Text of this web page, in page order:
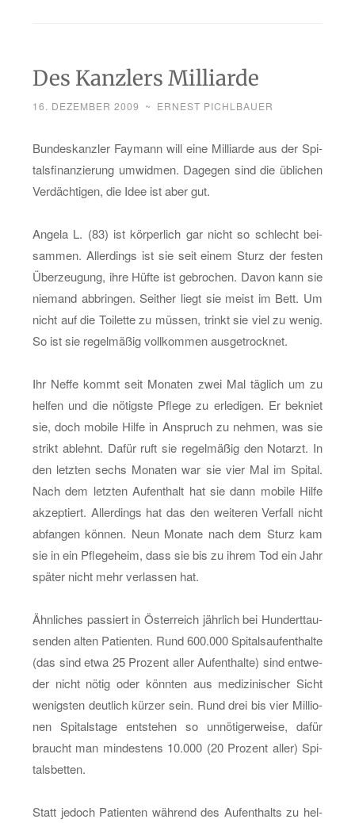
Des Kanzlers Milliarde
16. DEZEMBER 2009 ~ ERNEST PICHLBAUER
Bun­des­kanz­ler Fay­mann will eine Mil­li­ar­de aus der Spi­
tals­fi­nan­zie­rung um­wid­men. Da­ge­gen sind die üb­li­chen
Ver­däch­ti­gen, die Idee ist aber gut.
An­ge­la L. (83) ist kör­per­lich gar nicht so schlecht bei­
sam­men. Al­ler­dings ist sie seit einem Sturz der fes­ten
Über­zeu­gung, ihre Hüfte ist ge­bro­chen. Davon kann sie
nie­mand ab­brin­gen. Seit­her liegt sie meist im Bett. Um
nicht auf die Toi­let­te zu müs­sen, trinkt sie viel zu wenig.
So ist sie re­gel­mä­ßig voll­kom­men aus­ge­trock­net.
Ihr Neffe kommt seit Mo­na­ten zwei Mal täg­lich um zu
hel­fen und die nö­tigs­te Pfle­ge zu er­le­di­gen. Er be­kniet
sie, doch mo­bi­le Hilfe in An­spruch zu neh­men, was sie
strikt ab­lehnt. Dafür ruft sie re­gel­mä­ßig den Not­arzt. In
den letz­ten sechs Mo­na­ten war sie vier Mal im Spi­tal.
Nach dem letz­ten Auf­ent­halt hat sie dann mo­bi­le Hilfe
ak­zep­tiert. Al­ler­dings hat das den wei­te­ren Ver­fall nicht
ab­fan­gen kön­nen. Neun Mo­na­te nach dem Sturz kam
sie in ein Pfle­ge­heim, dass sie bis zu ihrem Tod ein Jahr
spä­ter nicht mehr ver­las­sen hat.
Ähn­li­ches pas­siert in Ös­ter­reich jähr­lich bei Hun­dert­tau­
sen­den alten Pa­ti­en­ten. Rund 600.000 Spi­tals­auf­ent­hal­te
(das sind etwa 25 Pro­zent aller Auf­ent­hal­te) sind ent­we­
der nicht nötig oder könn­ten aus me­di­zi­ni­scher Sicht
we­nigs­ten deut­lich kür­zer sein. Rund drei bis vier Mil­lio­
nen Spi­tals­ta­ge ent­ste­hen so un­nö­ti­ger­wei­se, dafür
braucht man min­des­tens 10.000 (20 Pro­zent aller) Spi­
tals­bet­ten.
Statt je­doch Pa­ti­en­ten wäh­rend des Auf­ent­halts zu hel­